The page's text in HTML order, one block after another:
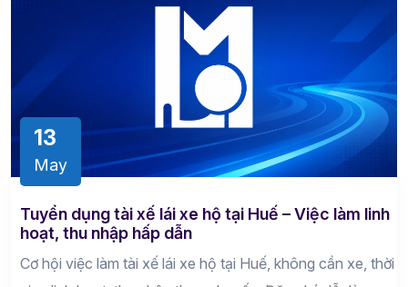
13
May
Tuyển dụng tài xế lái xe hộ tại Huế – Việc làm linh
hoạt, thu nhập hấp dẫn
Cơ hội việc làm tài xế lái xe hộ tại Huế, không cần xe, thời